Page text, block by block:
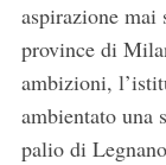
aspirazione mai
province di
ambizioni,
ambientato una
palio di